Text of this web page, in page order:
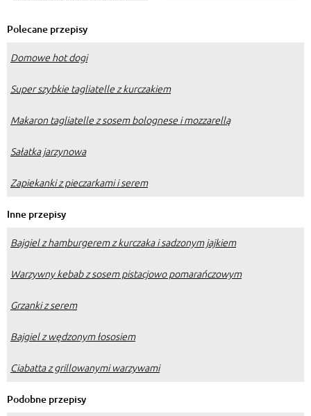
Polecane przepisy
Domowe hot dogi
Super szybkie tagliatelle z kurczakiem
Makaron tagliatelle z sosem bolognese i mozzarellą
Sałatka jarzynowa
Zapiekanki z pieczarkami i serem
Inne przepisy
Bajgiel z hamburgerem z kurczaka i sadzonym jajkiem
Warzywny kebab z sosem pistacjowo pomarańczowym
Grzanki z serem
Bajgiel z wędzonym łososiem
Ciabatta z grillowanymi warzywami
Podobne przepisy